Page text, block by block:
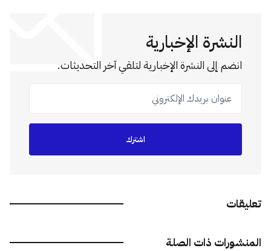
النشرة الإخبارية
انضم إلى النشرة الإخبارية لتلقي آخر التحديثات.
عنوان بريدك الإلكتروني
اشترك
تعليقات
المنشورات ذات الصلة